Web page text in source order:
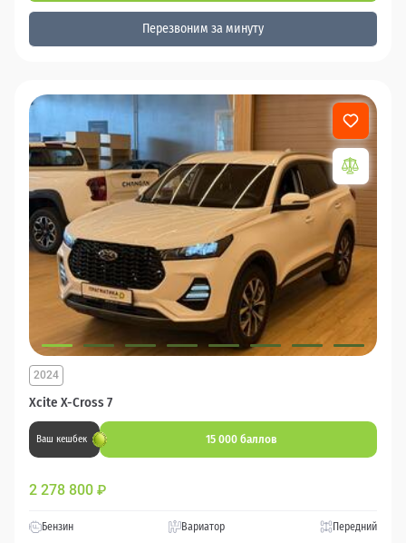
Перезвоним за минуту
Xcite X-Cross 7
2024
Ваш кешбек 15 000 баллов
2 278 800 ₽
Бензин Вариатор Передний